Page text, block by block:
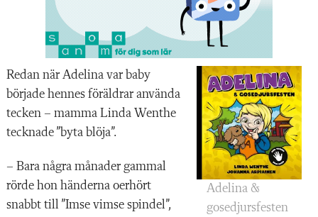
Adelina &
gosedjursfesten
Redan när Adelina var baby
började hennes föräldrar använda
tecken – mamma Linda Wenthe
tecknade ”byta blöja”.
– Bara några månader gammal
rörde hon händerna oerhört
snabbt till ”Imse vimse spindel”,